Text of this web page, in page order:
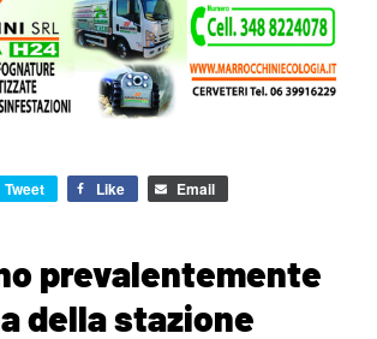
Tweet Like Email
prevalentemente
della stazione